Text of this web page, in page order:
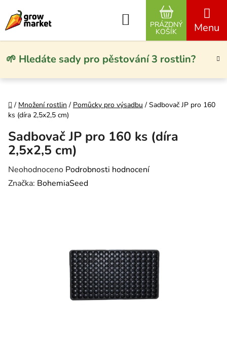
🌱 Hledáte sady pro pěstování 3 rostlin?
Hledat
NÁKUPNÍ
PRÁZDNÝ
KOŠÍK
Domů
/ Množení rostlin / Pomůcky pro výsadbu / Sadbovač JP pro 160
ks (díra 2,5x2,5 cm)
Sadbovač JP pro 160 ks (díra
2,5x2,5 cm)
Průměrné hodnocení produktu je 0,0 z 5 hvězdiček.
Neohodnoceno Podrobnosti hodnocení
Značka: BohemiaSeed